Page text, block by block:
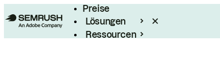
Preise
Lösungen
Ressourcen